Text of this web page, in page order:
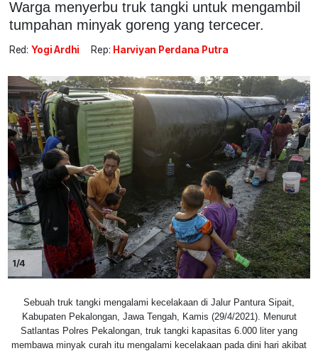
Warga menyerbu truk tangki untuk mengambil
tumpahan minyak goreng yang tercecer.
Red: Yogi Ardhi Rep: Harviyan Perdana Putra
1/4
Sebuah truk tangki mengalami kecelakaan di Jalur Pantura Sipait,
Kabupaten Pekalongan, Jawa Tengah, Kamis (29/4/2021). Menurut
Satlantas Polres Pekalongan, truk tangki kapasitas 6.000 liter yang
membawa minyak curah itu mengalami kecelakaan pada dini hari akibat